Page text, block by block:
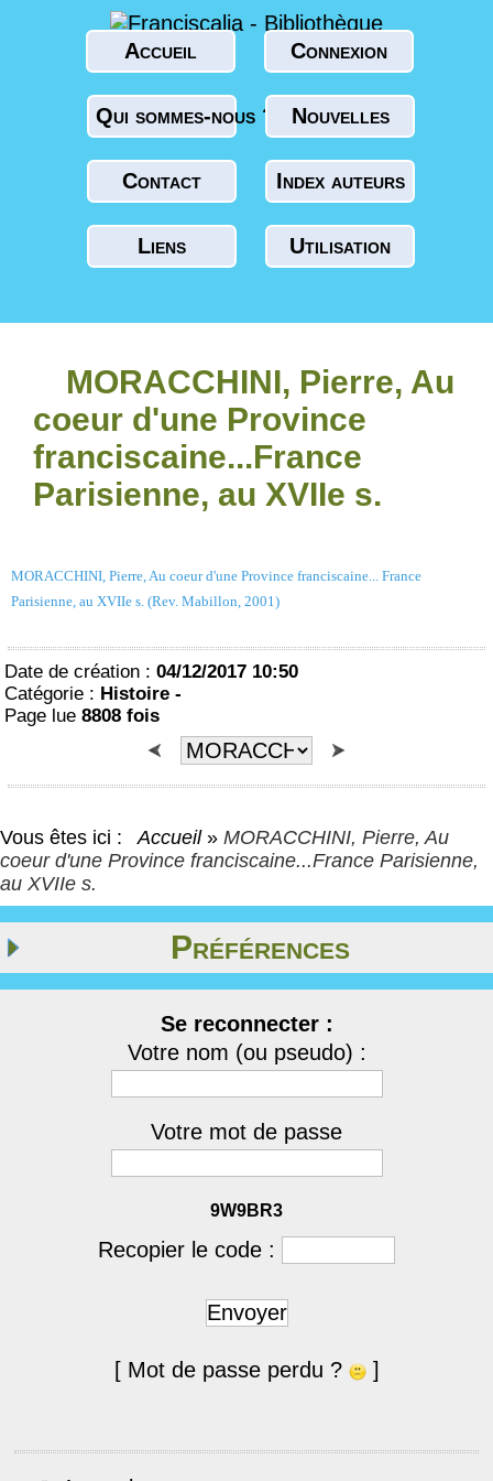
Accueil Connexion
Qui sommes-nous ? Nouvelles
Contact Index auteurs
Liens Utilisation
MORACCHINI, Pierre, Au
coeur d'une Province
franciscaine...France
Parisienne, au XVIIe s.
MORACCHINI, Pierre, Au coeur d'une Province franciscaine... France
Parisienne, au XVIIe s. (Rev. Mabillon, 2001)
Date de création : 04/12/2017 10:50
Catégorie : Histoire -
Page lue 8808 fois
Vous êtes ici : Accueil » MORACCHINI, Pierre, Au
coeur d'une Province franciscaine...France Parisienne,
au XVIIe s.
Préférences
Se reconnecter :
Votre nom (ou pseudo) :
Votre mot de passe
9W9BR3
Recopier le code :
Envoyer
[ Mot de passe perdu ? ]